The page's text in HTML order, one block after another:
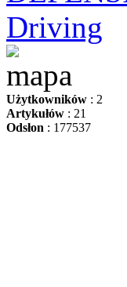
Użytkowników : 2
Artykułów : 21
Odsłon : 177537